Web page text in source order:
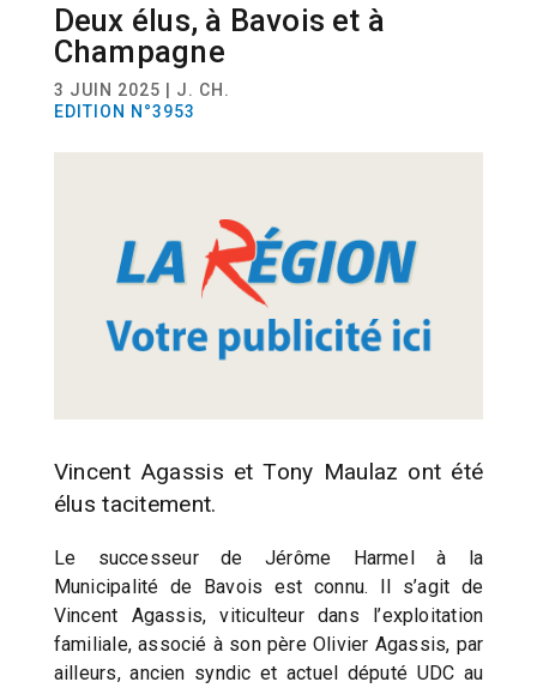
Deux élus, à Bavois et à
Champagne
3 JUIN 2025 | J. CH.
EDITION N°3953
Vincent Agassis et Tony Maulaz ont été
élus tacitement.
Le successeur de Jérôme Harmel à la
Municipalité de Bavois est connu. Il s’agit de
Vincent Agassis, viticulteur dans l’exploitation
familiale, associé à son père Olivier Agassis, par
ailleurs, ancien syndic et actuel député UDC au